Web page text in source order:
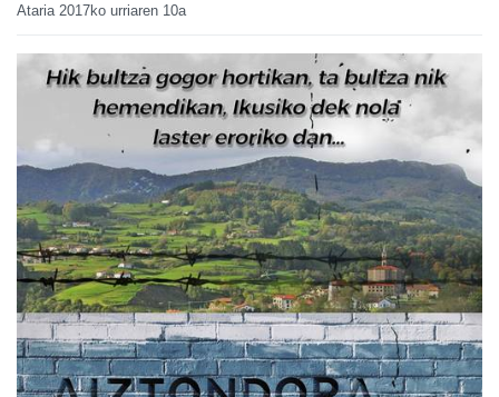
Ataria 2017ko urriaren 10a